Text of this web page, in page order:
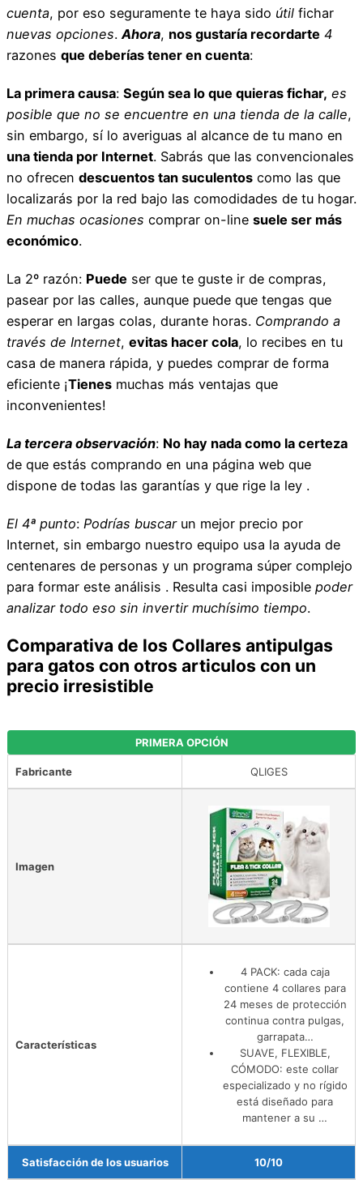
cuenta, por eso seguramente te haya sido útil fichar
nuevas opciones. Ahora, nos gustaría recordarte 4
razones que deberías tener en cuenta:
La primera causa: Según sea lo que quieras fichar, es
posible que no se encuentre en una tienda de la calle,
sin embargo, sí lo averiguas al alcance de tu mano en
una tienda por Internet. Sabrás que las convencionales
no ofrecen descuentos tan suculentos como las que
localizarás por la red bajo las comodidades de tu hogar.
En muchas ocasiones comprar on-line suele ser más
económico.
La 2º razón: Puede ser que te guste ir de compras,
pasear por las calles, aunque puede que tengas que
esperar en largas colas, durante horas. Comprando a
través de Internet, evitas hacer cola, lo recibes en tu
casa de manera rápida, y puedes comprar de forma
eficiente ¡Tienes muchas más ventajas que
inconvenientes!
La tercera observación: No hay nada como la certeza
de que estás comprando en una página web que
dispone de todas las garantías y que rige la ley .
El 4ª punto: Podrías buscarun mejor precio por
Internet, sin embargo nuestro equipo usa la ayuda de
centenares de personas y un programa súper complejo
para formar este análisis . Resulta casi imposible poder
analizar todo eso sin invertir muchísimo tiempo.
Comparativa de los Collares antipulgas
para gatos con otros articulos con un
precio irresistible
PRIMERA OPCIÓN
Fabricante QLIGES
Imagen
Características
4 PACK: cada caja
contiene 4 collares para
24 meses de protección
continua contra pulgas,
garrapata…
SUAVE, FLEXIBLE,
CÓMODO: este collar
especializado y no rígido
está diseñado para
mantener a su …
Satisfacción de los usuarios 10/10